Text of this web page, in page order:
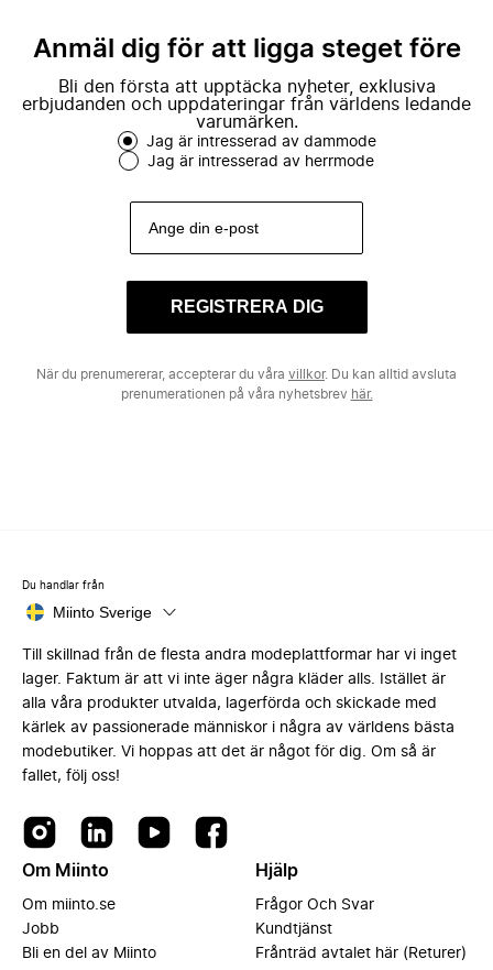
Anmäl dig för att ligga steget före
Bli den första att upptäcka nyheter, exklusiva
erbjudanden och uppdateringar från världens ledande
varumärken.
Jag är intresserad av dammode
Jag är intresserad av herrmode
REGISTRERA DIG
När du prenumererar, accepterar du våra villkor. Du kan alltid avsluta
prenumerationen på våra nyhetsbrev här.
Du handlar från
Miinto Sverige
Till skillnad från de flesta andra modeplattformar har vi inget
lager. Faktum är att vi inte äger några kläder alls. Istället är
alla våra produkter utvalda, lagerförda och skickade med
kärlek av passionerade människor i några av världens bästa
modebutiker. Vi hoppas att det är något för dig. Om så är
fallet, följ oss!
Om Miinto
Om miinto.se
Jobb
Bli en del av Miinto
Hjälp
Frågor Och Svar
Kundtjänst
Frånträd avtalet här (Returer)